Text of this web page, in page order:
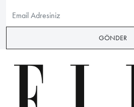
GÖNDER